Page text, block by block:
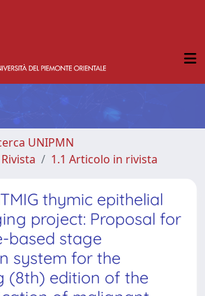
UNIPMN
1.1 Articolo in rivista
thymic epithelial
project: Proposal for
based stage
system for the
(8th) edition of the